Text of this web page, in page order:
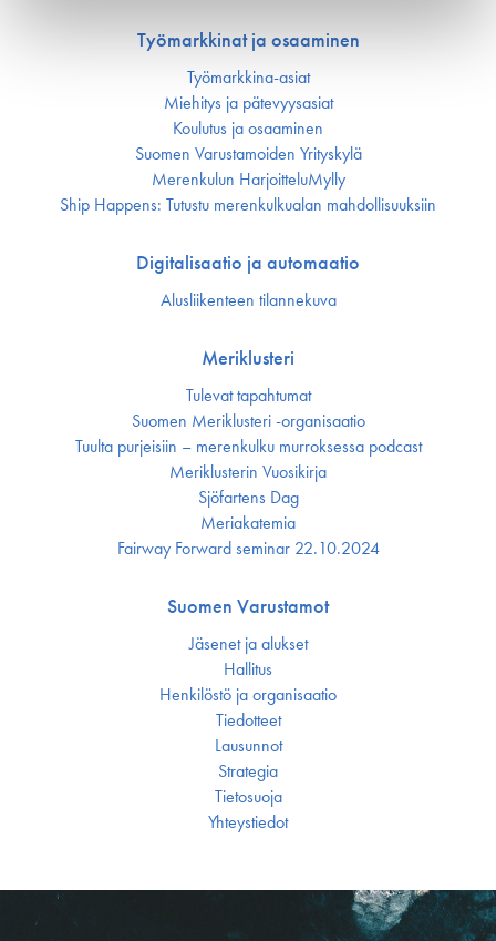
Työmarkkinat ja osaaminen
Työmarkkina-asiat
Miehitys ja pätevyys­asiat
Koulutus ja osaaminen
Suomen Varustamoiden Yrityskylä
Merenkulun HarjoitteluMylly
Ship Happens: Tutustu merenkulkualan mahdollisuuksiin
Digitalisaatio ja automaatio
Alusliikenteen tilannekuva
Meriklusteri
Tulevat tapahtumat
Suomen Meriklusteri -organisaatio
Tuulta purjeisiin – merenkulku murroksessa podcast
Meriklusterin Vuosikirja
Sjöfartens Dag
Meriakatemia
Fairway Forward seminar 22.10.2024
Suomen Varustamot
Jäsenet ja alukset
Hallitus
Henkilöstö ja organisaatio
Tiedotteet
Lausunnot
Strategia
Tietosuoja
Yhteystiedot